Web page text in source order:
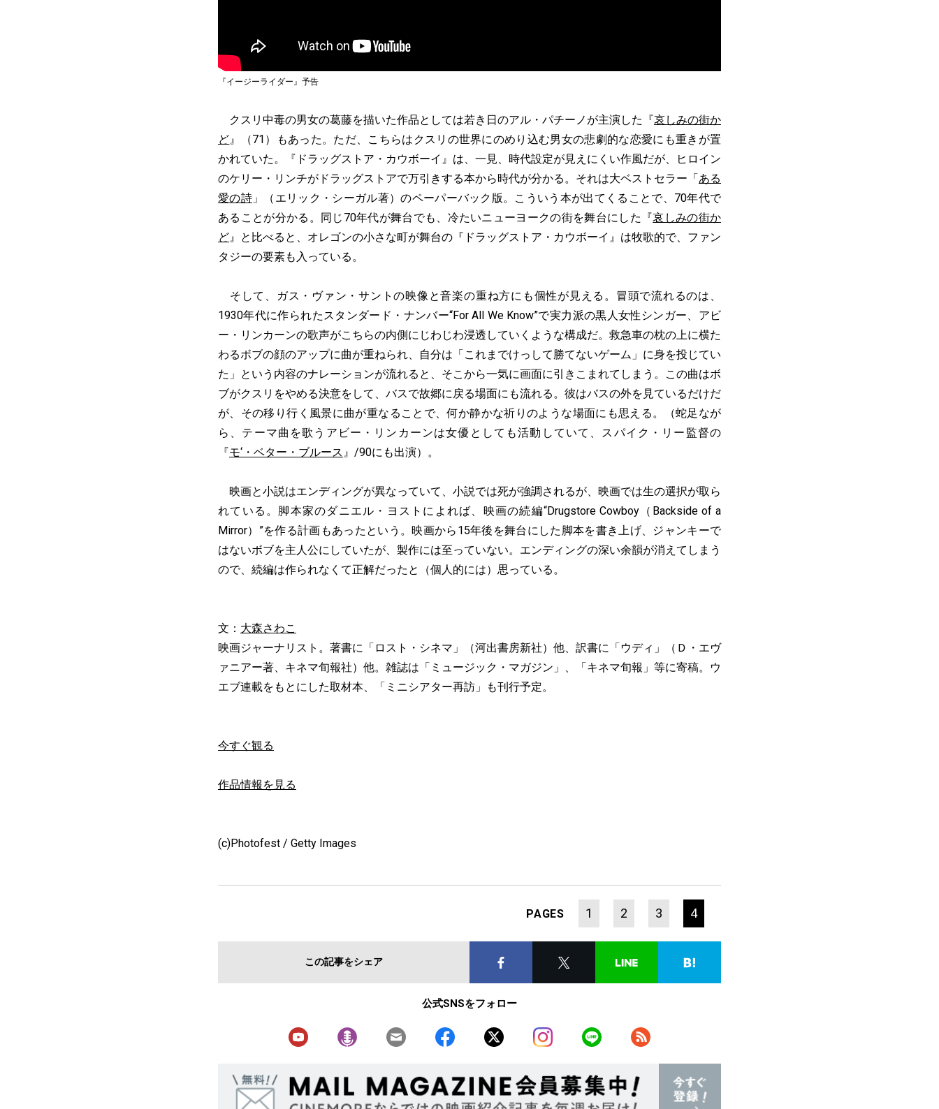
『イージーライダー』予告
クスリ中毒の男女の葛藤を描いた作品としては若き日のアル・パチーノが主演した『哀しみの街か
ど』（71）もあった。ただ、こちらはクスリの世界にのめり込む男女の悲劇的な恋愛にも重きが置
かれていた。『ドラッグストア・カウボーイ』は、一見、時代設定が見えにくい作風だが、ヒロイン
のケリー・リンチがドラッグストアで万引きする本から時代が分かる。それは大ベストセラー「ある
愛の詩」（エリック・シーガル著）のペーパーバック版。こういう本が出てくることで、70年代で
あることが分かる。同じ70年代が舞台でも、冷たいニューヨークの街を舞台にした『哀しみの街か
ど』と比べると、オレゴンの小さな町が舞台の『ドラッグストア・カウボーイ』は牧歌的で、ファン
タジーの要素も入っている。
そして、ガス・ヴァン・サントの映像と音楽の重ね方にも個性が見える。冒頭で流れるのは、
1930年代に作られたスタンダード・ナンバー“For All We Know”で実力派の黒人女性シンガー、アビ
ー・リンカーンの歌声がこちらの内側にじわじわ浸透していくような構成だ。救急車の枕の上に横た
わるボブの顔のアップに曲が重ねられ、自分は「これまでけっして勝てないゲーム」に身を投じてい
た」という内容のナレーションが流れると、そこから一気に画面に引きこまれてしまう。この曲はボ
ブがクスリをやめる決意をして、バスで故郷に戻る場面にも流れる。彼はバスの外を見ているだけだ
が、その移り行く風景に曲が重なることで、何か静かな祈りのような場面にも思える。（蛇足なが
ら、テーマ曲を歌うアビー・リンカーンは女優としても活動していて、スパイク・リー監督の
『モ‘・ベター・ブルース 』/90にも出演）。
映画と小説はエンディングが異なっていて、小説では死が強調されるが、映画では生の選択が取ら
れている。脚本家のダニエル・ヨストによれば、映画の続編“Drugstore Cowboy（Backside of a
Mirror）”を作る計画もあったという。映画から15年後を舞台にした脚本を書き上げ、ジャンキーで
はないボブを主人公にしていたが、製作には至っていない。エンディングの深い余韻が消えてしまう
ので、続編は作られなくて正解だったと（個人的には）思っている。
文： 大森さわこ
映画ジャーナリスト。著書に「ロスト・シネマ」（河出書房新社）他、訳書に「ウディ」（Ｄ・エヴ
ァニアー著、キネマ旬報社）他。雑誌は「ミュージック・マガジン」、「キネマ旬報」等に寄稿。ウ
エブ連載をもとにした取材本、「ミニシアター再訪」も刊行予定。
今すぐ観る
作品情報を見る
(c)Photofest / Getty Images
PAGES 1 2 3 4
この記事をシェア
公式SNSをフォロー